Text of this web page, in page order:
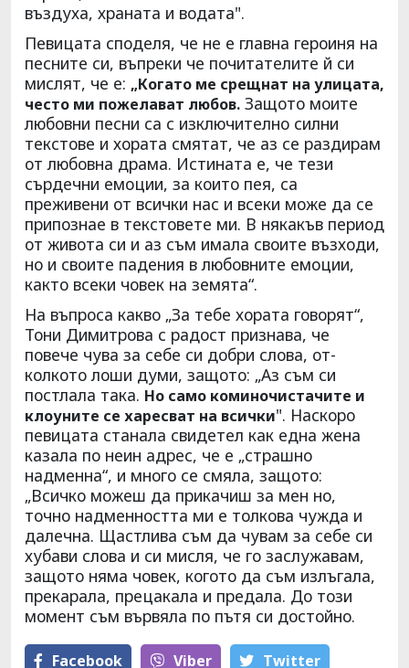
въздуха, храната и водата".
Певицата споделя, че не е главна героиня на
песните си, въпреки че почитателите й си
мислят, че е: „Когато ме срещнат на улицата,
често ми пожелават любов. Защото моите
любовни песни са с изключително силни
текстове и хората смятат, че аз се раздирам
от любовна драма. Истината е, че тези
сърдечни емоции, за които пея, са
преживени от всички нас и всеки може да се
припознае в текстовете ми. В някакъв период
от живота си и аз съм имала своите възходи,
но и своите падения в любовните емоции,
както всеки човек на земята“.
На въпроса какво „За тебе хората говорят“,
Тони Димитрова с радост признава, че
повече чува за себе си добри слова, от-
колкото лоши думи, защото: „Аз съм си
постлала така. Но само коминочистачите и
клоуните се харесват на всички". Наскоро
певицата станала свидетел как една жена
казала по неин адрес, че е „страшно
надменна“, и много се смяла, защото:
„Всичко можеш да прикачиш за мен но,
точно надменността ми е толкова чужда и
далечна. Щастлива съм да чувам за себе си
хубави слова и си мисля, че го заслужавам,
защото няма човек, когото да съм излъгала,
прекарала, прецакала и предала. До този
момент съм вървяла по пътя си достойно.
Facebook Viber Тwitter